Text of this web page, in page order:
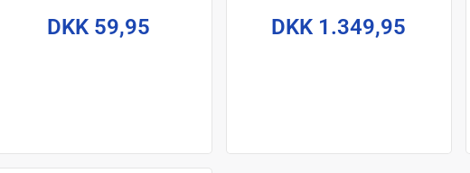
DKK 59,95 DKK 1.349,95